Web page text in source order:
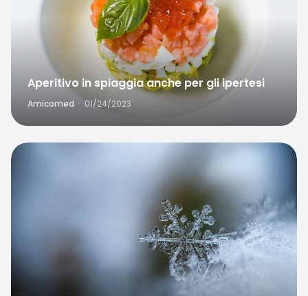
Aperitivo in spiaggia anche per gli ipertesi
Amicomed · 01/24/2023